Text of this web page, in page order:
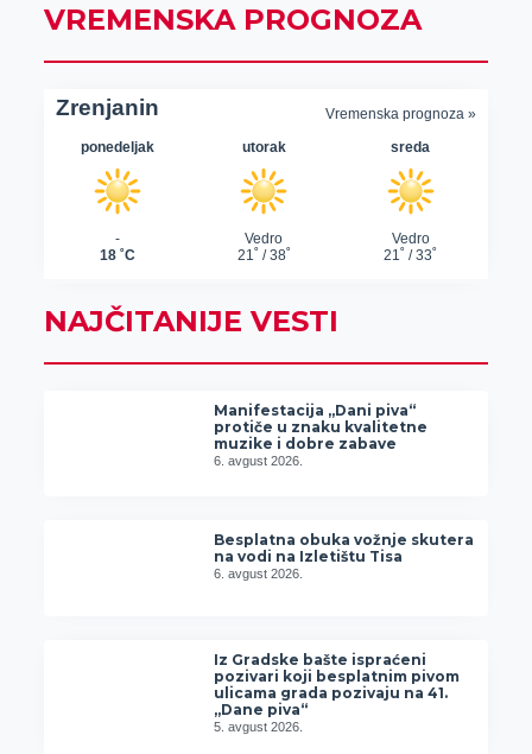
VREMENSKA PROGNOZA
NAJČITANIJE VESTI
Manifestacija „Dani piva“
protiče u znaku kvalitetne
muzike i dobre zabave
6. avgust 2026.
Besplatna obuka vožnje skutera
na vodi na Izletištu Tisa
6. avgust 2026.
Iz Gradske bašte ispraćeni
pozivari koji besplatnim pivom
ulicama grada pozivaju na 41.
„Dane piva“
5. avgust 2026.